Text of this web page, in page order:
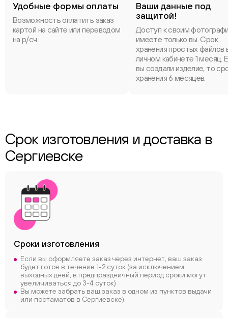
Удобные формы оплаты
Возможность оплатить заказ
картой на сайте или переводом
на р/сч.
Ваши данные под
защитой!
Доступ к своим
имеете только вы. Срок
хранения простых файлов
личном кабинете 1 месяц.
вы создали изделие, то
хранения 6 месяцев.
Срок изготовления и доставка в
Сергиевске
Сроки изготовления
Если вы оформляете заказ через интернет, ваш заказ
будет готов в течение 1-2 суток (за исключением
выходных дней, в предпраздничный период сроки могут
увеличиваться до 3-4 суток)
Вы можете забрать ваш заказ в одном из пунктов выдачи
или постаматов в Сергиевске)